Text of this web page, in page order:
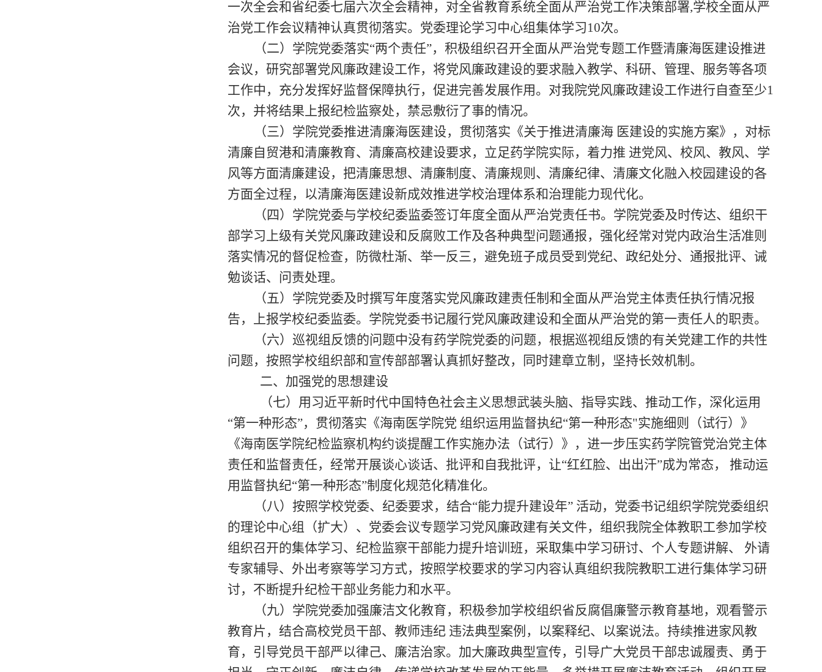
一次全会和省纪委七届六次全会精神， 对全省教育系统全面从严治党工作决策部署,学校全面从严
治党工作会议精神认真贯彻落实。党委理论学习中心组集体学习10次。
（二）学院党委落实“两个责任”，积极组织召开全面从严治党专题工作暨清廉海医建设推进
会议，研究部署党风廉政建设工作，将党风廉政建设的要求融入教学、科研、管理、服务等各项
工作中，充分发挥好监督保障执行，促进完善发展作用。 对我院党风廉政建设工作进行自查至少1
次，并将结果上报纪检监察处，禁忌敷衍了事的情况。
（三） 学院党委推进清廉海医建设，贯彻落实 《关于推进清廉海 医建设的实施方案》，对标
清廉自贸港和清廉教育、清廉高校建设要求，立足药学院实际，着力推 进党风、校风、教风、学
风等方面清廉建设，把清廉思想、清廉制度、清廉规则、清廉纪律、清廉文化融入校园建设的各
方面全过程，以清廉海医建设新成效推进学校治理体系和治理能力现代化。
（四） 学院党委与学校纪委监委签订年度全面从严治党责任书。学院党委及时传达、组织干
部学习 上级有关党风廉政建设和反腐败工作及各种典型问题通报，强化经常对党内政治生活准则
落实情况的督促检查，防微杜渐、举一反三，避免班子成员受到党纪、政纪处分、通报批评、诫
勉谈话、问责处理。
（五） 学院党委及时撰写年度落实党风廉政建责任制和全面从严治党主体责任执行情况报
告，上报学校纪委监委。学院党委书记履行党风廉政建设和全面从严治党的第一责任人的职责。
（六）巡视组反馈的问题中没有药学院党委的问题，根据巡视组反馈的有关党建工作的共性
问题，按照学校组织部和宣传部部署认真抓好整改，同时建章立制，坚持长效机制。
二、加强党的思想建设
（七） 用习近平新时代中国特色社会主义思想武装头脑、指导实践、推动工作，深化运用
“第一种形态”，贯彻落实《海南医学院党 组织运用监督执纪“第一种形态"实施细则（试行）》
《海南医学院纪检监察机构约谈提醒工作实施办法（试行）》，进一步压实药学院管党治党主体
责任和监督责任，经常开展谈心谈话、批评和自我批评，让“红红脸、出出汗”成为常态， 推动运
用监督执纪“第一种形态”制度化规范化精准化。
（八） 按照学校党委、纪委要求，结合“能力提升建设年” 活动， 党委书记组织学院党委组织
的理论中心组（扩大）、党委会议专题学习党风廉政建有关文件，组织我院全体教职工参加学校
组织召开的集体学习、 纪检监察干部能力提升培训班， 采取集中学习研讨、个人专题讲解、
外请
专家辅导、外出考察等学习方式， 按照学校要求的学习内容认真组织我院教职工进行集体学习研
讨， 不断提升纪检干部业务能力和水平。
（九） 学院党委加强廉洁文化教育，积极参加学校组织省反腐倡廉警示教育基地，观看警示
教育片，结合高校党员干部、教师违纪 违法典型案例，以案释纪、以案说法。 持续推进家风教
育，引导党员干部严以律己、廉洁治家。加大廉政典型宣传， 引导广大党员干部忠诚履责、勇于